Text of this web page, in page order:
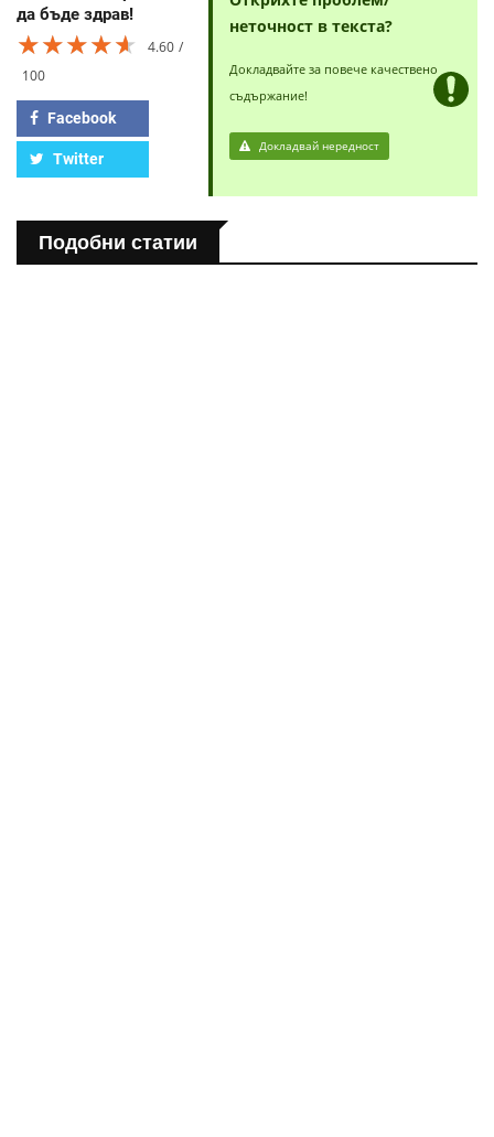
да бъде здрав!
★★★★★
★★★★★
★★★★★
4.60
100
Facebook
Twitter
неточност в текста?
Докладвайте за повече качествено
съдържание!
Докладвай нередност
Подобни статии